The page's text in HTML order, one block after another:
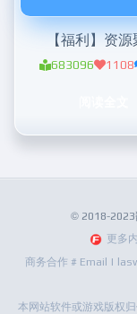
【福利】资
683096 1108
© 2018-2023
更多
商务合作 # Email |
本网站软件或游戏版权